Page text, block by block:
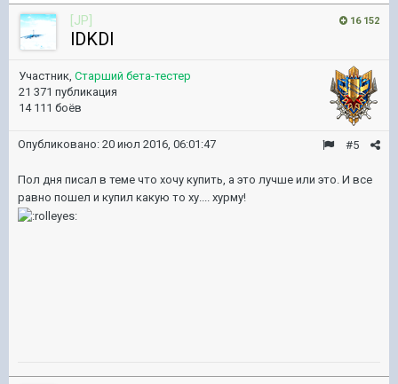
16 152
[JP]
lDKDl
Участник, Старший бета-тестер
21 371 публикация
14 111 боёв
#5
Опубликовано: 20 июл 2016, 06:01:47
Пол дня писал в теме что хочу купить, а это лучше или это. И все
равно пошел и купил какую то ху.... хурму!